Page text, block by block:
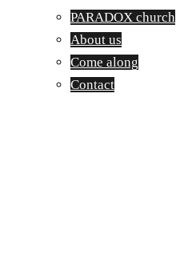
PARADOX church
About us
Come along
Contact